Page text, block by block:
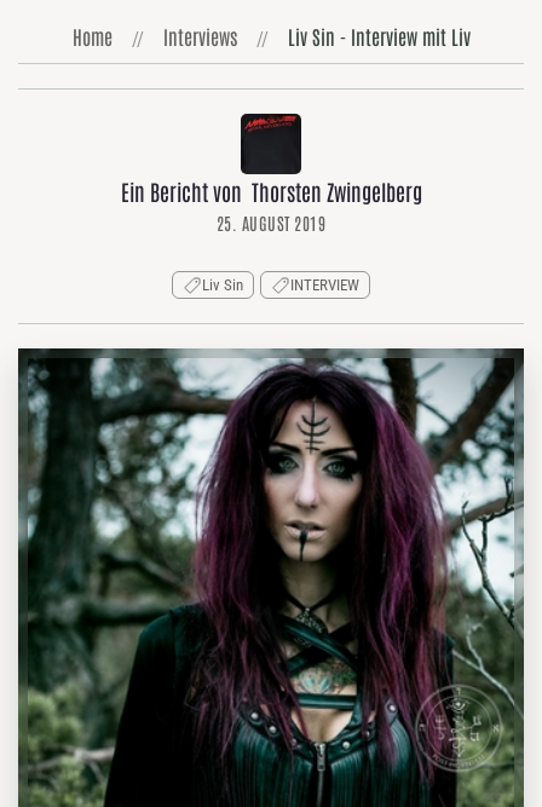
Home Interviews Liv Sin - Interview mit Liv
Ein Bericht von Thorsten Zwingelberg
25. AUGUST 2019
Liv Sin INTERVIEW